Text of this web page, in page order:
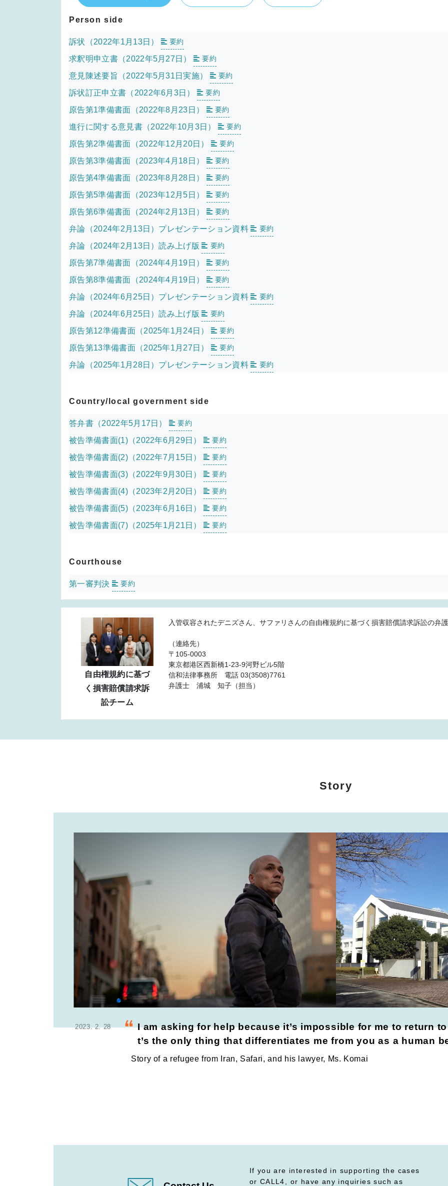
Person side
訴状（2022年1月13日） 要約
求釈明申立書（2022年5月27日） 要約
意見陳述要旨（2022年5月31日実施） 要約
訴状訂正申立書（2022年6月3日） 要約
原告第1準備書面（2022年8月23日） 要約
進行に関する意見書（2022年10月3日） 要約
原告第2準備書面（2022年12月20日） 要約
原告第3準備書面（2023年4月18日） 要約
原告第4準備書面（2023年8月28日） 要約
原告第5準備書面（2023年12月5日） 要約
原告第6準備書面（2024年2月13日） 要約
弁論（2024年2月13日）プレゼンテーション資料 要約
弁論（2024年2月13日）読み上げ版 要約
原告第7準備書面（2024年4月19日） 要約
原告第8準備書面（2024年4月19日） 要約
弁論（2024年6月25日）プレゼンテーション資料 要約
弁論（2024年6月25日）読み上げ版 要約
原告第12準備書面（2025年1月24日） 要約
原告第13準備書面（2025年1月27日） 要約
弁論（2025年1月28日）プレゼンテーション資料 要約
Country/local government side
答弁書（2022年5月17日） 要約
被告準備書面(1)（2022年6月29日） 要約
被告準備書面(2)（2022年7月15日） 要約
被告準備書面(3)（2022年9月30日） 要約
被告準備書面(4)（2023年2月20日） 要約
被告準備書面(5)（2023年6月16日） 要約
被告準備書面(7)（2025年1月21日） 要約
Courthouse
第一審判決 要約
自由権規約に基づ
く損害賠償請求訴
訟チーム
入管収容されたデニズさん、サファリさんの自由権規約に基づく損害賠償請求訴訟の弁護
（連絡先）
〒105-0003
東京都港区西新橋1-23-9河野ビル5階
信和法律事務所 電話 03(3508)7761
弁護士 浦城 知子（担当）
Story
2023. 2. 28
I am asking for help because it’s impossible for me to return
t’s the only thing that differentiates me from you as a human
Story of a refugee from Iran, Safari, and his lawyer, Ms. Komai
If you are interested in supporting the cases
or CALL4, or have any inquiries such as